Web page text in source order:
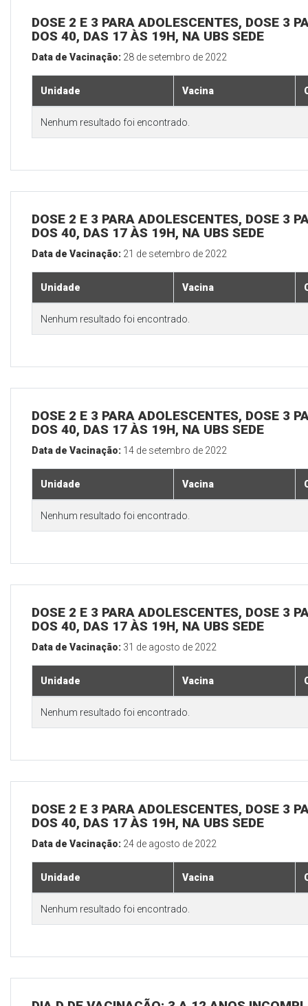
DOSE 2 E 3 PARA ADOLESCENTES, DOSE 3
DOS 40, DAS 17 ÀS 19H, NA UBS SEDE
Data de Vacinação: 28 de setembro de 2022
Unidade Vacina
Nenhum resultado foi encontrado.
DOSE 2 E 3 PARA ADOLESCENTES, DOSE 3
DOS 40, DAS 17 ÀS 19H, NA UBS SEDE
Data de Vacinação: 21 de setembro de 2022
Unidade Vacina
Nenhum resultado foi encontrado.
DOSE 2 E 3 PARA ADOLESCENTES, DOSE 3
DOS 40, DAS 17 ÀS 19H, NA UBS SEDE
Data de Vacinação: 14 de setembro de 2022
Unidade Vacina
Nenhum resultado foi encontrado.
DOSE 2 E 3 PARA ADOLESCENTES, DOSE 3
DOS 40, DAS 17 ÀS 19H, NA UBS SEDE
Data de Vacinação: 31 de agosto de 2022
Unidade Vacina
Nenhum resultado foi encontrado.
DOSE 2 E 3 PARA ADOLESCENTES, DOSE 3
DOS 40, DAS 17 ÀS 19H, NA UBS SEDE
Data de Vacinação: 24 de agosto de 2022
Unidade Vacina
Nenhum resultado foi encontrado.